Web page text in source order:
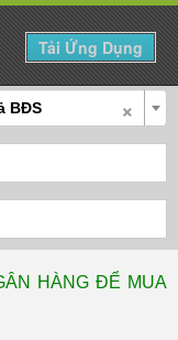
Đăng Tin
×
BĐS
HÀNG ĐỂ MUA
Tải Ứng Dụng